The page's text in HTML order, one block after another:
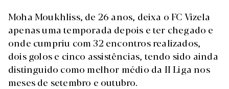
Moha Moukhliss, de 26 anos, deixa o FC Vizela
apenas uma temporada depois e ter chegado e
onde cumpriu com 32 encontros realizados,
dois golos e cinco assistências, tendo sido ainda
distinguido como melhor médio da II Liga nos
meses de setembro e outubro.